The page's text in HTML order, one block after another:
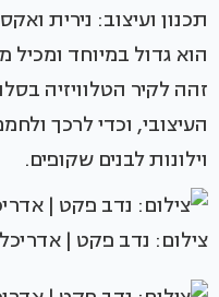
תכנון ועיצוב: נירית
הוא גדול במיוחד ומכיל
זהה לקיר הטלוויזיה
העיצובי, וכדי לרכך
וילונות לבנים שקופים.
צילום: נדב פקט |